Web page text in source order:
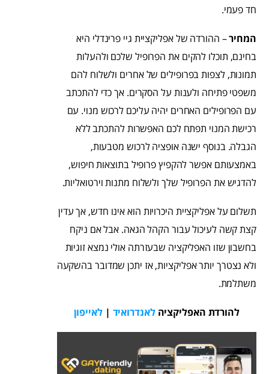
חד פעמי.
המחיר– ההורדה של אפליקציית גיי פרינדלי היא
בחינם, תוכלו להקים את הפרופיל שלכם ולהעלות
תמונות, לצפות בפרופילים של אחרים ולשלוח להם
משפטי פתיחה ולענות על הסקרים. אך כדי להתכתב
עם הפרופילים האחרים יהיה עליכם לרכוש מנוי. עם
רכישת המנוי תפתח לכם האפשרות להתכתב ללא
הגבלה. בנוסף ישנה אופציה לרכוש מטבעות,
באמצעותם אפשר להקפיץ פרופיל בתוצאות חיפוש,
להדגיש את הפרופיל שלך ולשלוח מתנות וירטואליות.
תשלום על אפליקציית היכרויות הוא אינו חדש, אך עדין
קצת קשה לעיכול עבור הקהל הגאה. אבל אם ניקח
בחשבון שזו האפליקציה שבעזרתה אולי נמצא זוגיות
ולא נצטרך יותר אפליקציות, אז יתכן שמדובר בהשקעה
משתלמת.
להורדת האפליקציהלאנדרואיד |לאייפון